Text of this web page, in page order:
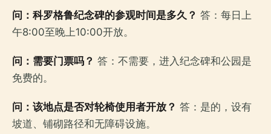
问：科罗格鲁纪念碑的参观时间是多久？ 答：每日上
午8:00至晚上10:00开放。
问：需要门票吗？ 答：不需要，进入纪念碑和公园是
免费的。
问：该地点是否对轮椅使用者开放？ 答：是的，设有
坡道、铺砌路径和无障碍设施。